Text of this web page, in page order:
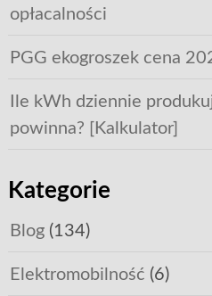
opłacalności
PGG ekogroszek cena
Ile kWh dziennie
powinna? [Kalkulator]
Kategorie
Blog(134)
Elektromobilność (6)